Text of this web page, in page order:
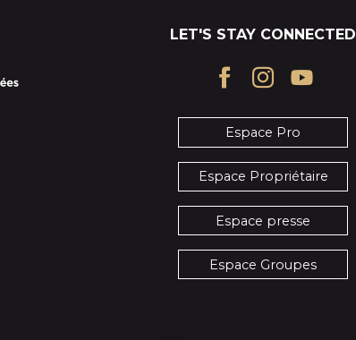
LET'S STAY CONNECTED
Espace Pro
Espace Propriétaire
Espace presse
Espace Groupes